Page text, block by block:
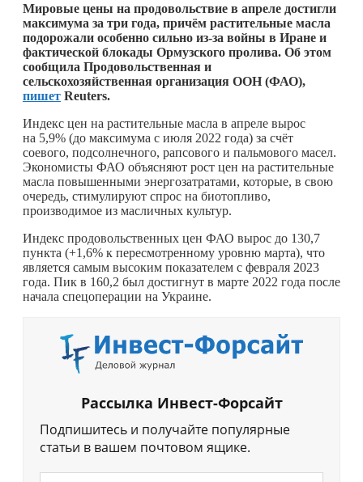
Мировые цены на продовольствие в апреле достигли
максимума за три года, причём растительные масла
подорожали особенно сильно из-за войны в Иране и
фактической блокады Ормузского пролива. Об этом
сообщила Продовольственная и
сельскохозяйственная организация ООН (ФАО),
пишет Reuters.
Индекс цен на растительные масла в апреле вырос
на 5,9% (до максимума с июля 2022 года) за счёт
соевого, подсолнечного, рапсового и пальмового масел.
Экономисты ФАО объясняют рост цен на растительные
масла повышенными энергозатратами, которые, в свою
очередь, стимулируют спрос на биотопливо,
производимое из масличных культур.
Индекс продовольственных цен ФАО вырос до 130,7
пункта (+1,6% к пересмотренному уровню марта), что
является самым высоким показателем с февраля 2023
года. Пик в 160,2 был достигнут в марте 2022 года после
начала спецоперации на Украине.
Рассылка Инвест-Форсайт
Подпишитесь и получайте популярные
статьи в вашем почтовом ящике.